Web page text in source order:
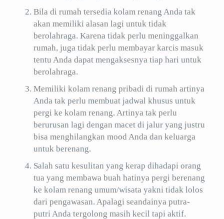
Bila di rumah tersedia kolam renang Anda tak
akan memiliki alasan lagi untuk tidak
berolahraga. Karena tidak perlu meninggalkan
rumah, juga tidak perlu membayar karcis masuk
tentu Anda dapat mengaksesnya tiap hari untuk
berolahraga.
Memiliki kolam renang pribadi di rumah artinya
Anda tak perlu membuat jadwal khusus untuk
pergi ke kolam renang. Artinya tak perlu
berurusan lagi dengan macet di jalur yang justru
bisa menghilangkan mood Anda dan keluarga
untuk berenang.
Salah satu kesulitan yang kerap dihadapi orang
tua yang membawa buah hatinya pergi berenang
ke kolam renang umum/wisata yakni tidak lolos
dari pengawasan. Apalagi seandainya putra-
putri Anda tergolong masih kecil tapi aktif.